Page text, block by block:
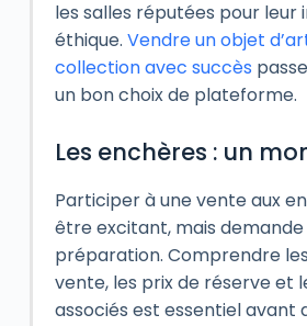
les salles réputées pour
éthique. Vendre un objet
collection avec succès
un bon choix de plateforme.
Les enchères : un
Participer à une vente aux
être excitant, mais
préparation. Comprendre
vente, les prix de réserve et
associés est essentiel avant